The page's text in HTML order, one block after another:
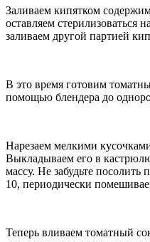
Заливаем кипятком
оставляем стерилизоваться
заливаем другой партией
В это время готовим
помощью блендера до
Нарезаем мелкими
Выкладываем его в
массу. Не забудьте
10, периодически
Теперь вливаем томатный